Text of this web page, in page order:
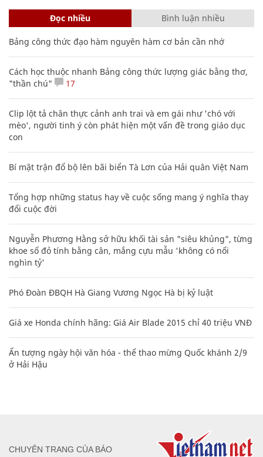
Đọc nhiều Bình luận nhiều
Bảng công thức đạo hàm nguyên hàm cơ bản cần nhớ
Cách học thuộc nhanh Bảng công thức lượng giác bằng thơ,
"thần chú"
17
Clip lột tả chân thực cảnh anh trai và em gái như 'chó với
mèo', người tinh ý còn phát hiện một vấn đề trong giáo dục
con
Bí mật trận đổ bộ lên bãi biển Tà Lơn của Hải quân Việt Nam
Tổng hợp những status hay về cuộc sống mang ý nghĩa thay
đổi cuộc đời
Nguyễn Phương Hằng sở hữu khối tài sản "siêu khủng", từng
khoe sổ đỏ tính bằng cân, mắng cựu mẫu 'không có nổi
nghìn tỷ'
Phó Đoàn ĐBQH Hà Giang Vương Ngọc Hà bị kỷ luật
Giá xe Honda chính hãng: Giá Air Blade 2015 chỉ 40 triệu VNĐ
Ấn tượng ngày hội văn hóa - thể thao mừng Quốc khánh 2/9
ở Hải Hậu
CHUYÊN TRANG CỦA BÁO